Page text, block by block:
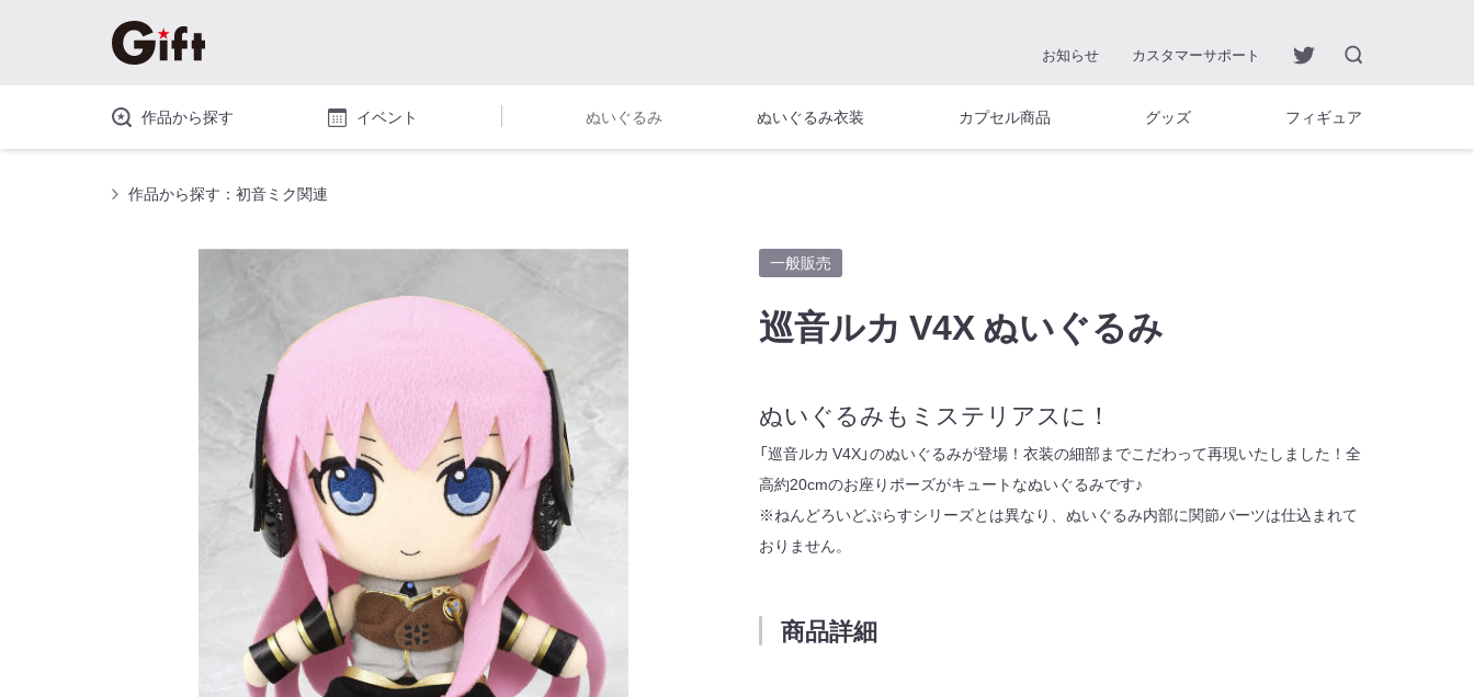
お知らせ カスタマーサポート
作品から探す イベント ぬいぐるみ ぬいぐるみ衣装 カプセル商品 グッズ フィギュア
作品から探す：初音ミク関連
一般販売
巡音ルカ V4X ぬいぐるみ
ぬいぐるみもミステリアスに！
「巡音ルカ V4X」のぬいぐるみが登場！衣装の細部までこだわって再現いたしました！全
高約20cmのお座りポーズがキュートなぬいぐるみです♪
※ねんどろいどぷらすシリーズとは異なり、ぬいぐるみ内部に関節パーツは仕込まれて
おりません。
商品詳細